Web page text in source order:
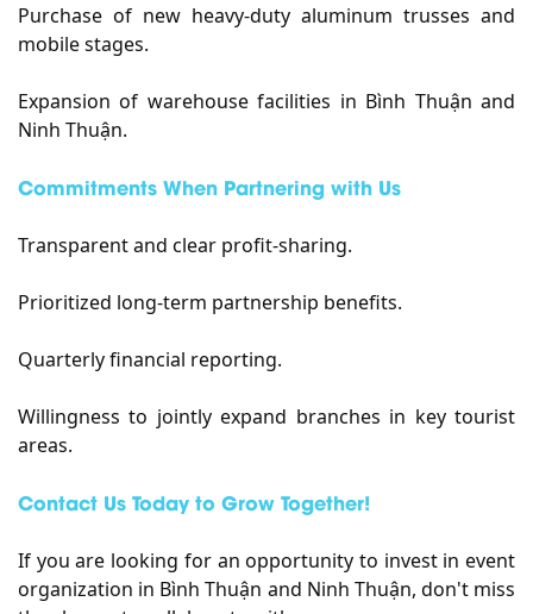
Purchase of new heavy-duty aluminum trusses and
mobile stages.
Expansion of warehouse facilities in Bình Thuận and
Ninh Thuận.
Commitments When Partnering with Us
Transparent and clear profit-sharing.
Prioritized long-term partnership benefits.
Quarterly financial reporting.
Willingness to jointly expand branches in key tourist
areas.
Contact Us Today to Grow Together!
If you are looking for an opportunity to invest in event
organization in Bình Thuận and Ninh Thuận, don't miss